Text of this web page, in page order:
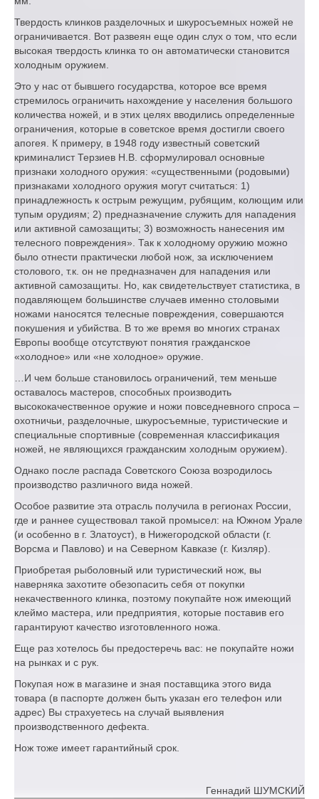
Твердость клинков разделочных и шкуросъемных ножей не
ограничивается. Вот развеян еще один слух о том, что если
высокая твердость клинка то он автоматически становится
холодным оружием.
Это у нас от бывшего государства, которое все время
стремилось ограничить нахождение у населения большого
количества ножей, и в этих целях вводились определенные
ограничения, которые в советское время достигли своего
апогея. К примеру, в 1948 году известный советский
криминалист Терзиев Н.В. сформулировал основные
признаки холодного оружия: «существенными (родовыми)
признаками холодного оружия могут считаться: 1)
принадлежность к острым режущим, рубящим, колющим или
тупым орудиям; 2) предназначение служить для нападения
или активной самозащиты; 3) возможность нанесения им
телесного повреждения». Так к холодному оружию можно
было отнести практически любой нож, за исключением
столового, т.к. он не предназначен для нападения или
активной самозащиты. Но, как свидетельствует статистика, в
подавляющем большинстве случаев именно столовыми
ножами наносятся телесные повреждения, совершаются
покушения и убийства. В то же время во многих странах
Европы вообще отсутствуют понятия гражданское
«холодное» или «не холодное» оружие.
…И чем больше становилось ограничений, тем меньше
оставалось мастеров, способных производить
высококачественное оружие и ножи повседневного спроса –
охотничьи, разделочные, шкуросъемные, туристические и
специальные спортивные (современная классификация
ножей, не являющихся гражданским холодным оружием).
Однако после распада Советского Союза возродилось
производство различного вида ножей.
Особое развитие эта отрасль получила в регионах России,
где и раннее существовал такой промысел: на Южном Урале
(и особенно в г. Златоуст), в Нижегородской области (г.
Ворсма и Павлово) и на Северном Кавказе (г. Кизляр).
Приобретая рыболовный или туристический нож, вы
наверняка захотите обезопасить себя от покупки
некачественного клинка, поэтому покупайте нож имеющий
клеймо мастера, или предприятия, которые поставив его
гарантируют качество изготовленного ножа.
Еще раз хотелось бы предостеречь вас: не покупайте ножи
на рынках и с рук.
Покупая нож в магазине и зная поставщика этого вида
товара (в паспорте должен быть указан его телефон или
адрес) Вы страхуетесь на случай выявления
производственного дефекта.
Нож тоже имеет гарантийный срок.
Геннадий ШУМСКИЙ